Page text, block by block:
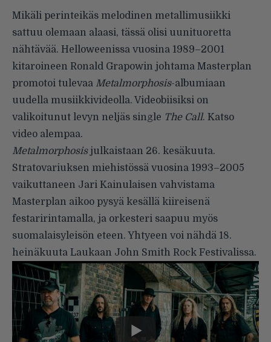
Mikäli perinteikäs melodinen metallimusiikki
sattuu olemaan alaasi, tässä olisi uunituoretta
nähtävää. Helloweenissa vuosina 1989–2001
kitaroineen Ronald Grapowin johtama Masterplan
promotoi tulevaa Metalmorphosis-albumiaan
uudella musiikkivideolla. Videobiisiksi on
valikoitunut levyn neljäs single The Call. Katso
video alempaa.
Metalmorphosisjulkaistaan 26. kesäkuuta.
Stratovariuksen miehistössä vuosina 1993–2005
vaikuttaneen Jari Kainulaisen vahvistama
Masterplan aikoo pysyä kesällä kiireisenä
festaririntamalla, ja orkesteri saapuu myös
suomalaisyleisön eteen. Yhtyeen voi nähdä 18.
heinäkuuta Laukaan John Smith Rock Festivalissa.